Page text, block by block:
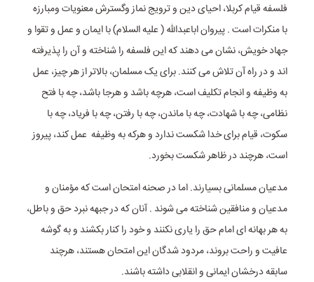
فلسفه قیام کربلا، احیای دین و ترویج نماز وگسترش معنویات ومبارزه
با منکرات است . پیروان اباعبدالله ( علیه السلام) با ایمان و عمل و تقوا و
جهاد خویش، نشان می دهند که این فلسفه را شناخته و آن را پذیرفته
اند و در راه آن تلاش می کنند. برای یک مسلمان، بالاتر از هر چیز، عمل
به وظیفه و انجام تکلیف است، هرچه باشد و هرجا باشد، چه با فتح
نظامی، چه با شهادت، چه با ماندن، چه با رفتن، چه با فریاد، چه با
سکوت، قیام برای خدا شکست ندارد و هرکه به وظیفه عمل کند، پیروز
است، هرچند در ظاهر شکست بخورد.
مدعیان مسلمانی بسیارند. اما در صحنه امتحان است که مؤمنان و
مدعیان و منافقین شناخته می شوند . آنان که در جبهه نبرد حق و باطل،
به هر بهانه ای امام حق را یاری نکنند و خود را کنار بکشند و به گوشه
عافیت و راحت بروند، مردود شدگان این امتحان هستند، هرچند
سابقه درخشان ایمانی و انقلابی داشته باشند.